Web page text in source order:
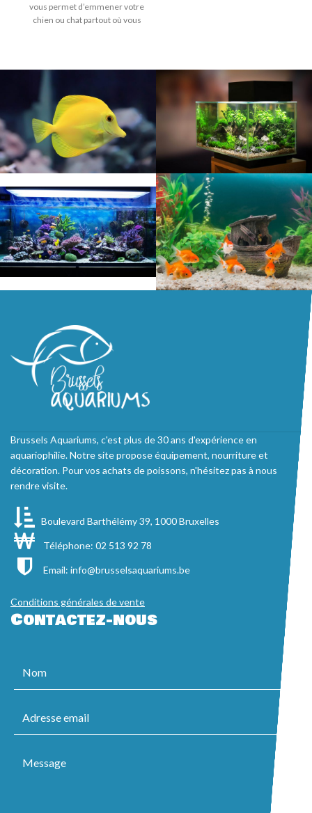
vous permet d’emmener votre
chien ou chat partout où vous
Brussels Aquariums, c'est plus de 30 ans d'expérience en
aquariophilie. Notre site propose équipement, nourriture et
décoration. Pour vos achats de poissons, n'hésitez pas à nous
rendre visite.
Boulevard Barthélémy 39, 1000 Bruxelles
Téléphone: 02 513 92 78
Email: info@brusselsaquariums.be
Conditions générales de vente
Contactez-nous